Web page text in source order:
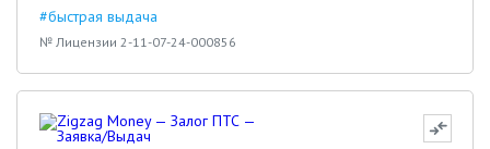
#быстрая выдача
№ Лицензии 2-11-07-24-000856